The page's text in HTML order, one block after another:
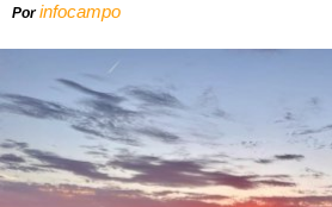
Porinfocampo